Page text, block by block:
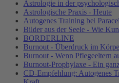
Astrologie in der
Astrologische Praxis - Heute
Autogenes Training bei
Bilder aus der Seele - Wie
BORDERLINE
Burnout - Überdruck im
Burnout - Wenn Pflegeeltern
Burnout-Prophylaxe - Ein
CD-Empfehlung: Autogenes